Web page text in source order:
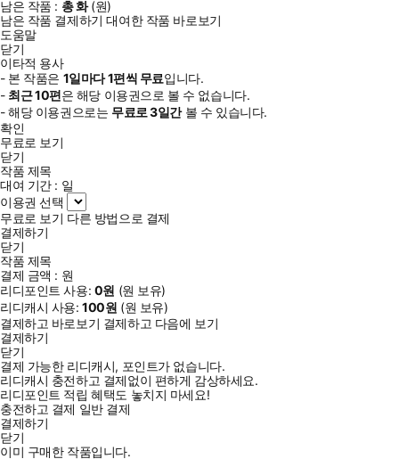
남은 작품 : 총화(원)
남은 작품 결제하기 대여한 작품 바로보기
도움말
닫기
이타적 용사
- 본 작품은 1일마다1편씩 무료입니다.
- 최근10편은 해당 이용권으로 볼 수 없습니다.
- 해당 이용권으로는 무료로3일간볼 수 있습니다.
확인
무료로 보기
닫기
작품 제목
대여 기간 : 일
이용권 선택
무료로 보기 다른 방법으로 결제
결제하기
닫기
작품 제목
결제 금액 : 원
리디포인트 사용: 0원 (원 보유)
리디캐시 사용:100원 (원 보유)
결제하고 바로보기 결제하고 다음에 보기
결제하기
닫기
결제 가능한 리디캐시, 포인트가 없습니다.
리디캐시 충전하고 결제없이 편하게 감상하세요.
리디포인트 적립 혜택도 놓치지 마세요!
충전하고 결제 일반 결제
결제하기
닫기
이미 구매한 작품입니다.